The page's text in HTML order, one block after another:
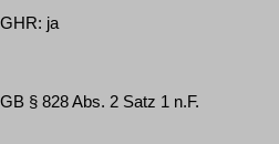
ja
§ 828 Abs. 2 Satz 1 n.F.